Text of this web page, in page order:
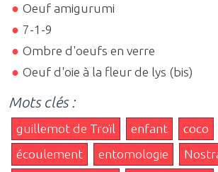
Oeuf amigurumi
7-1-9
Ombre d'oeufs en verre
Oeuf d'oie à la fleur de lys (bis)
Mots clés :
guillemot de Troïl enfant coco
écoulement
entomologie